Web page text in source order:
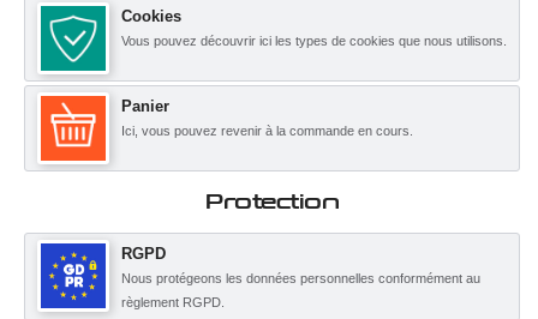
Cookies
Vous pouvez découvrir ici les types de cookies que nous utilisons.
Panier
Ici, vous pouvez revenir à la commande en cours.
Protection
RGPD
Nous protégeons les données personnelles conformément au
règlement RGPD.